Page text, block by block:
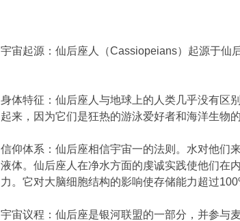
宇宙起源：仙后座人（Cassiopeians）起源于仙后
身体特征：仙后座人与地球上的人类几乎没有区
起来，因为它们是狂热的游泳爱好者和海洋生物
信仰体系：仙后座相信宇宙一的法则。水对他们
液体。仙后座人在净水方面的虔诚实践使他们在
力。它对大脑细胞结构的影响使存储能力超过
宇宙议程：仙后座是银河联盟的一部分，并参与